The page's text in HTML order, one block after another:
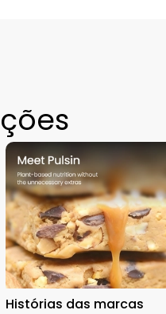
Histórias das marcas